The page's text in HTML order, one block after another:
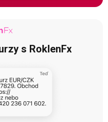
s RoklenFx